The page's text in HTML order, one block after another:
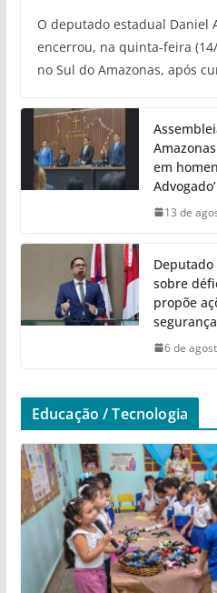
O deputado estadual Daniel
encerrou, na quinta-feira
no Sul do Amazonas, após
em
Advogado’
13 de
sobre
propõe
6 de
Educação / Tecnologia